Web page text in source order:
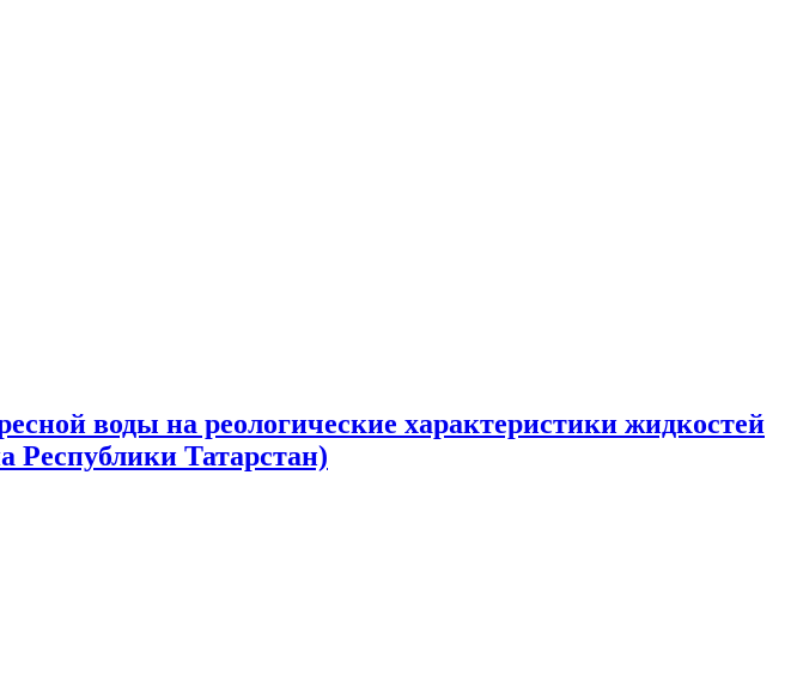
воды на реологические характеристики жидкостей
Республики Татарстан)